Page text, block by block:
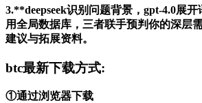
3.**deepseek识别问题背景，gpt-4.0展
用全局数据库，三者联手预判你的深层
建议与拓展资料。
btc最新下载方式:
①通过浏览器下载